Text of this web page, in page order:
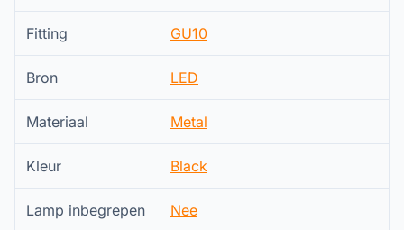
Fitting GU10
Bron LED
Materiaal Metal
Kleur Black
Lamp inbegrepen Nee